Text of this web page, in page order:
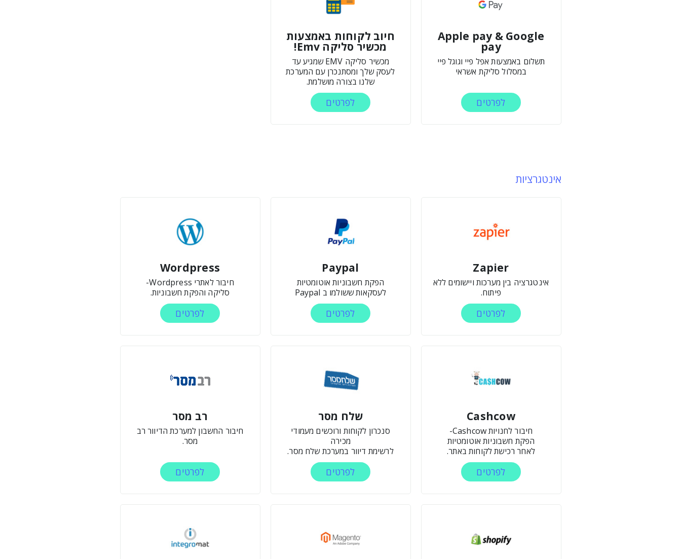
Apple pay & Google
pay
תשלום באמצעות אפל פיי וגוגל פיי
במסלול סליקת אשראי
לפרטים
חיוב לקוחות באמצעות
מכשיר סליקה Emv!
מכשיר סליקה EMV שמגיע עד
לעסק שלך ומסתנכרן עם המערכת
שלנו בצורה מושלמת.
לפרטים
אינטגרציות
Zapier
אינטגרציה בין מערכות ויישומים ללא
פיתוח.
לפרטים
Paypal
הפקת חשבוניות אוטומטיות
לעסקאות ששולמו ב Paypal
לפרטים
Wordpress
חיבור לאתרי Wordpress-
סליקה והפקת חשבוניות.
לפרטים
Cashcow
חיבור לחנויות Cashcow-
הפקת חשבוניות אוטומטיות
לאחר רכישת לקוחות באתר.
לפרטים
שלח מסר
סנכרון לקוחות ורוכשים מעמודי
מכירה
לרשימת דיוור במערכת שלח מסר.
לפרטים
רב מסר
חיבור החשבון למערכת הדיוור רב
מסר.
לפרטים